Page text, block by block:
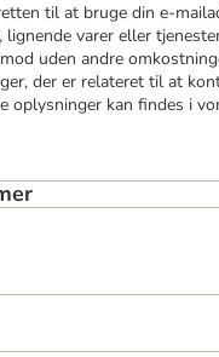
til at bruge din e-
lignende varer eller
uden andre
der er relateret til at
oplysninger kan findes i